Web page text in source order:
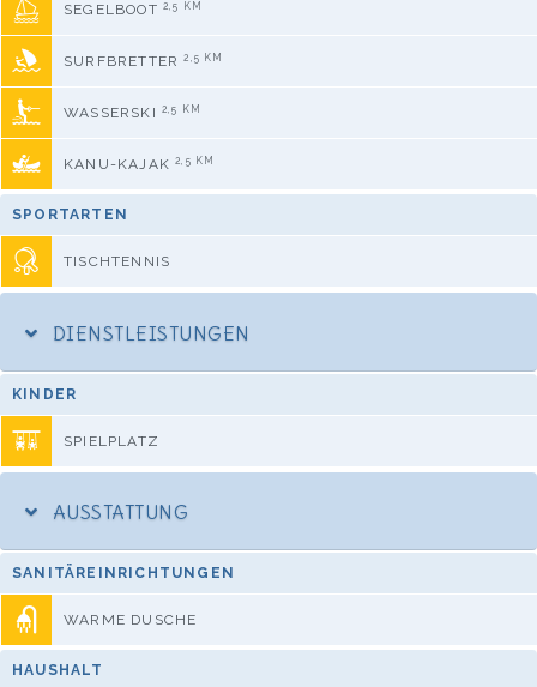
SEGELBOOT 2,5 KM
SURFBRETTER2,5 KM
WASSERSKI 2,5 KM
KANU-KAJAK2,5 KM
SPORTARTEN
TISCHTENNIS
DIENSTLEISTUNGEN
KINDER
SPIELPLATZ
AUSSTATTUNG
SANITÄREINRICHTUNGEN
WARME DUSCHE
HAUSHALT